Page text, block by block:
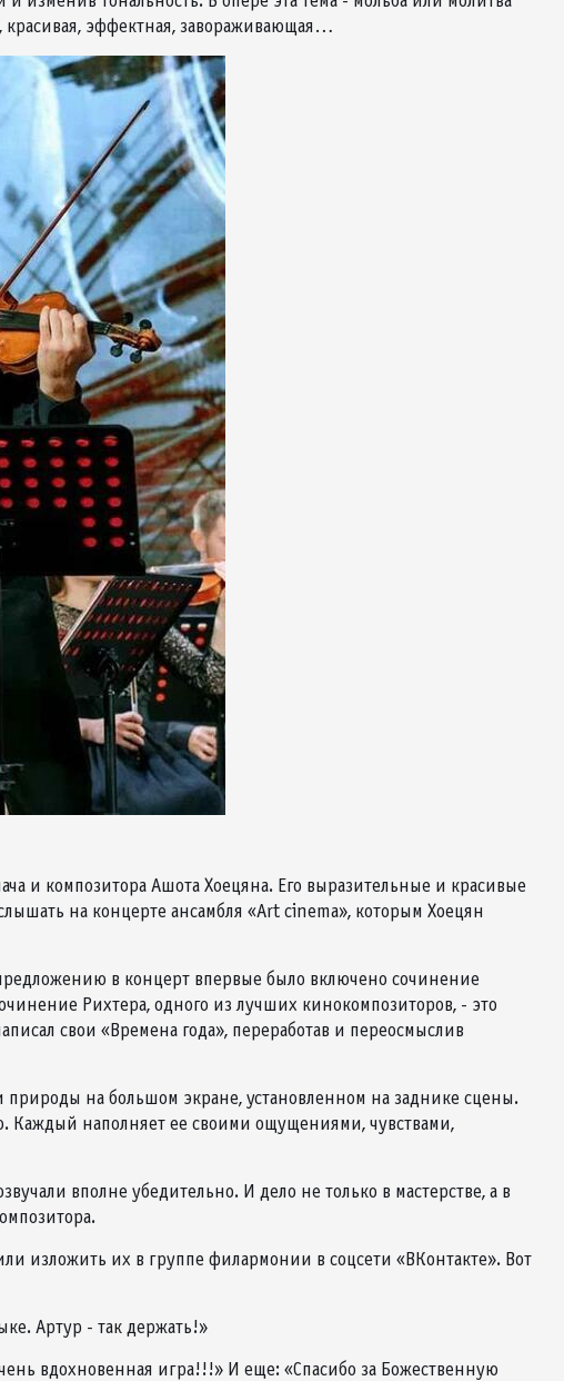
красивая, эффектная, завораживающая…
и композитора Ашота Хоецяна. Его выразительные и красивые
на концерте ансамбля «Art cinema», которым Хоецян
в концерт впервые было включено сочинение
Рихтера, одного из лучших кинокомпозиторов, - это
свои «Времена года», переработав и переосмыслив
на большом экране, установленном на заднике сцены.
Каждый наполняет ее своими ощущениями, чувствами,
вполне убедительно. И дело не только в мастерстве, а в
изложить их в группе филармонии в соцсети «ВКонтакте». Вот
Артур - так держать!»
вдохновенная игра!!!» И еще: «Спасибо за Божественную